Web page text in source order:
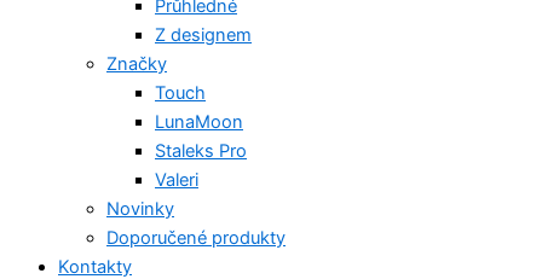
Průhledné
Z designem
Značky
Touch
LunaMoon
Staleks Pro
Valeri
Novinky
Doporučené produkty
Kontakty